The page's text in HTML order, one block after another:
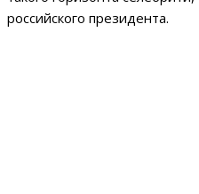
российского президента.